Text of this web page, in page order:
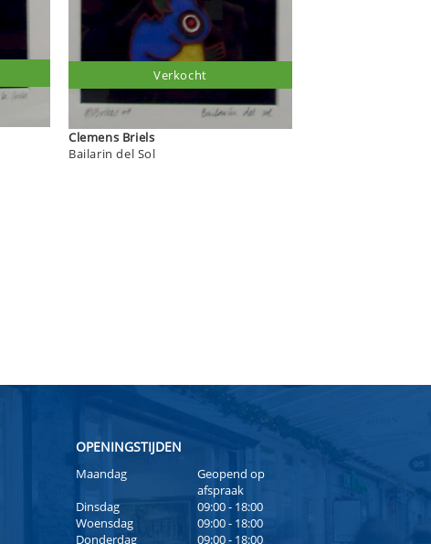
Clemens Briels
Bailarin del Sol
Verkocht
OPENINGSTIJDEN
Maandag
Geopend op
afspraak
Dinsdag
09:00 - 18:00
Woensdag
09:00 - 18:00
Donderdag
09:00 - 18:00